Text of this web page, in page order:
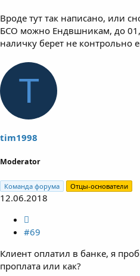
Вроде тут так написано, или
БСО можно Ендвшникам, до
наличку берет не контрольно
T
tim1998
Moderator
Команда форума Отцы-основатели
12.06.2018
#69
Клиент оплатил в банке, я
проплата или как?